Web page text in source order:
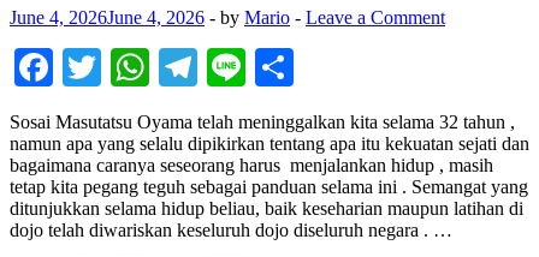
June 4, 2026June 4, 2026 - by Mario - Leave a Comment
Facebook
TwitterWhatsApp
Telegram
Line
Sosai Masutatsu Oyama telah meninggalkan kita selama 32 tahun ,
namun apa yang selalu dipikirkan tentang apa itu kekuatan sejati dan
bagaimana caranya seseorang harus menjalankan hidup , masih
tetap kita pegang teguh sebagai panduan selama ini . Semangat yang
ditunjukkan selama hidup beliau, baik keseharian maupun latihan di
dojo telah diwariskan keseluruh dojo diseluruh negara . …